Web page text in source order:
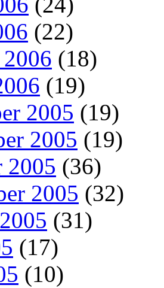
(22)
(18)
(19)
2005 (19)
2005 (19)
2005 (36)
2005 (32)
(31)
(17)
(10)